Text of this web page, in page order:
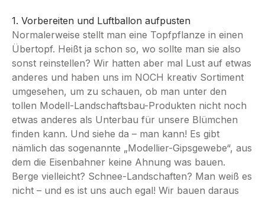
1. Vorbereiten und Luftballon aufpusten
Normalerweise stellt man eine Topfpflanze in einen
Übertopf. Heißt ja schon so, wo sollte man sie also
sonst reinstellen? Wir hatten aber mal Lust auf etwas
anderes und haben uns im NOCH kreativ Sortiment
umgesehen, um zu schauen, ob man unter den
tollen Modell-Landschaftsbau-Produkten nicht noch
etwas anderes als Unterbau für unsere Blümchen
finden kann. Und siehe da – man kann! Es gibt
nämlich das sogenannte „Modellier-Gipsgewebe“, aus
dem die Eisenbahner keine Ahnung was bauen.
Berge vielleicht? Schnee-Landschaften? Man weiß es
nicht – und es ist uns auch egal! Wir bauen daraus